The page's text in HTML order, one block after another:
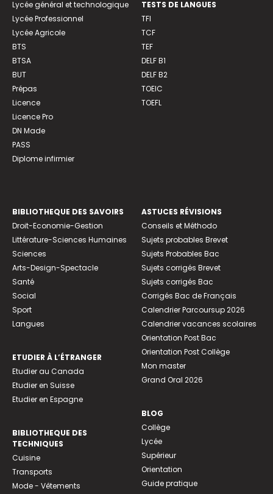
Lycée général et technologique
Lycée Professionnel
Lycée Agricole
BTS
BTSA
BUT
Prépas
Licence
Licence Pro
DN Made
PASS
Diplome infirmier
TESTS DE LANGUES
TFI
TCF
TEF
DELF B1
DELF B2
TOEIC
TOEFL
BIBLIOTHEQUE DES SAVOIRS
Droit-Economie-Gestion
Littérature-Sciences Humaines
Sciences
Arts-Design-Spectacle
Santé
Social
Sport
Langues
ETUDIER À L’ÉTRANGER
Etudier au Canada
Etudier en Suisse
Etudier en Espagne
BIBLIOTHEQUE DES
TECHNIQUES
Cuisine
Transports
Mode - Vêtements
ASTUCES RÉVISIONS
Conseils et Méthodo
Sujets probables Brevet
Sujets Probables Bac
Sujets corrigés Brevet
Sujets corrigés Bac
Corrigés Bac de Français
Calendrier Parcoursup 2026
Calendrier vacances scolaires
Orientation Post Bac
Orientation Post Collège
Mon master
Grand Oral 2026
BLOG
Collège
Lycée
Supérieur
Orientation
Guide pratique